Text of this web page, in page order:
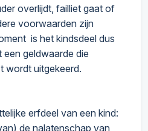
overlijdt, failliet gaat of
voorwaarden zijn
is het kindsdeel dus
geldwaarde die
wordt uitgekeerd.
erfdeel van een kind:
de nalatenschap van